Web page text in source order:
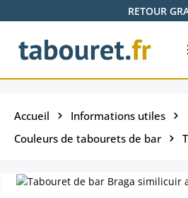
Passer au contenu principalRETOUR
Accueil
Informations utiles
Couleurs de tabourets de bar